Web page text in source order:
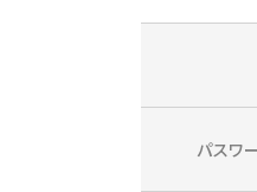
パスワ